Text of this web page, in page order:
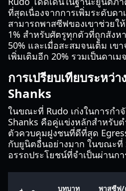
ที่สุดเนื่องจากการเพิ่มระดับดา
สามารถพาสซีฟของเขาช่วยใ
1% สำหรับศัตรูทุกตัวที่ถูกสังห
50% และเมื่อสะสมจนเต็ม เข
เพิ่มเติมอีก 20% รวมเป็นดาเ
การเปรียบเทียบระหว่
Shanks
ในขณะที่ Rudo เก่งในการกำ
Shanks คือคู่แข่งหลักสำหรับ
ตัวควบคุมฝูงชนที่ดีที่สุด
กับยูนิตอื่นอย่างมาก ในขณะที่
อรรถประโยชน์ที่จำเป็นผ่านก
บทบาท
พาสซีฟ/